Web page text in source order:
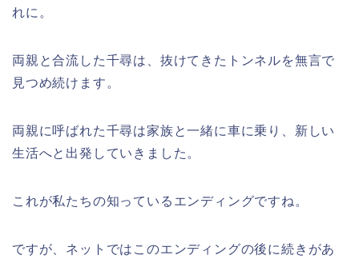
れに。
両親と合流した千尋は、抜けてきたトンネルを無言で
見つめ続けます。
両親に呼ばれた千尋は家族と一緒に車に乗り、新しい
生活へと出発していきました。
これが私たちの知っているエンディングですね。
ですが、ネットではこのエンディングの後に続きがあ